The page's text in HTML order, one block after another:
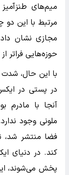
میم‌های
مرتبط با این دو
مجازی نشان
حوزه‌هایی فراتر
با این حال، شدت
در پستی در
آنجا با مادرم
ملونی وجود
فضا منتشر شد،
کند. در دنیای
پخش می‌شوند،